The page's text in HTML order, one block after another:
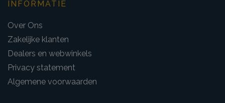
INFORMATIE
Over Ons
Zakelijke klanten
Dealers en webwinkels
Privacy statement
Algemene voorwaarden